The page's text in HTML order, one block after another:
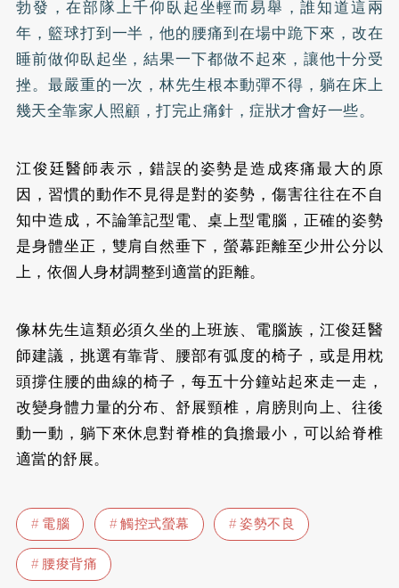
勃發，在部隊上千仰臥起坐輕而易舉，誰知道這兩
年，籃球打到一半，他的腰痛到在場中跪下來，改在
睡前做仰臥起坐，結果一下都做不起來，讓他十分受
挫。最嚴重的一次，林先生根本動彈不得，躺在床上
幾天全靠家人照顧，打完止痛針，症狀才會好一些。
江俊廷醫師表示，錯誤的姿勢是造成疼痛最大的原
因，習慣的動作不見得是對的姿勢，傷害往往在不自
知中造成，不論筆記型電、桌上型電腦，正確的姿勢
是身體坐正，雙肩自然垂下，螢幕距離至少卅公分以
上，依個人身材調整到適當的距離。
像林先生這類必須久坐的上班族、電腦族，江俊廷醫
師建議，挑選有靠背、腰部有弧度的椅子，或是用枕
頭撐住腰的曲線的椅子，每五十分鐘站起來走一走，
改變身體力量的分布、舒展頸椎，肩膀則向上、往後
動一動，躺下來休息對脊椎的負擔最小，可以給脊椎
適當的舒展。
電腦 觸控式螢幕
姿勢不良
腰痠背痛